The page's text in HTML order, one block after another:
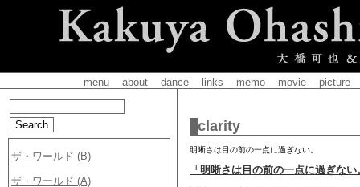
menu about dance links memo movie picture
clarity
明晰さは目の前の一点に過ぎない。
「明晰さは目の前の一点に過ぎな